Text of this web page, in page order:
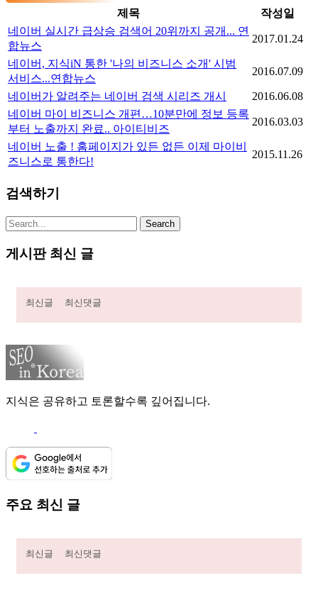
제목
작성일
네이버 실시간 급상승 검색어 20위까지 공개... 연
합뉴스
2017.01.24
네이버, 지식iN 통한 '나의 비즈니스 소개' 시범
서비스...연합뉴스
2016.07.09
네이버가 알려주는 네이버 검색 시리즈 개시
2016.06.08
네이버 마이 비즈니스 개편…10분만에 정보 등록
부터 노출까지 완료.. 아이티비즈
2016.03.03
네이버 노출 ! 홈페이지가 있든 없든 이제 마이비
즈니스로 통한다!
2015.11.26
검색하기
게시판 최신 글
최신글 최신댓글
지식은 공유하고 토론할수록 깊어집니다.
주요 최신 글
최신글 최신댓글